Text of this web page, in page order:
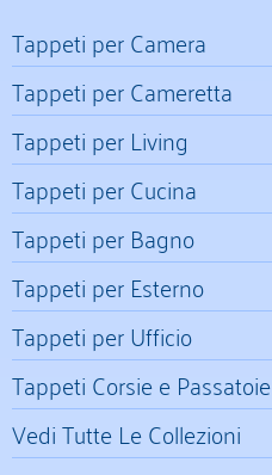
Tappeti per Camera
Tappeti per Cameretta
Tappeti per Living
Tappeti per Cucina
Tappeti per Bagno
Tappeti per Esterno
Tappeti per Ufficio
Tappeti Corsie e Passatoie
Vedi Tutte Le Collezioni